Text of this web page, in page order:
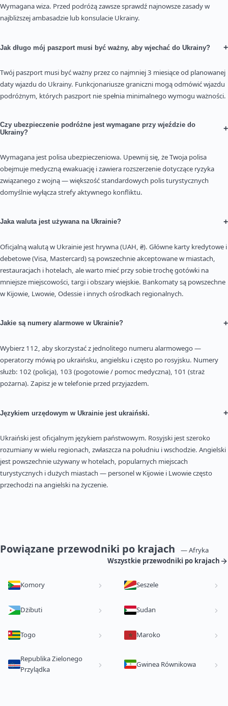
Wymagana wiza. Przed podróżą zawsze sprawdź najnowsze zasady w
najbliższej ambasadzie lub konsulacie Ukrainy.
Jak długo mój paszport musi być ważny, aby wjechać do Ukrainy? +
Twój paszport musi być ważny przez co najmniej 3 miesiące od planowanej
daty wjazdu do Ukrainy. Funkcjonariusze graniczni mogą odmówić wjazdu
podróżnym, których paszport nie spełnia minimalnego wymogu ważności.
Czy ubezpieczenie podróżne jest wymagane przy wjeździe do
Ukrainy?
+
Wymagana jest polisa ubezpieczeniowa. Upewnij się, że Twoja polisa
obejmuje medyczną ewakuację i zawiera rozszerzenie dotyczące ryzyka
związanego z wojną — większość standardowych polis turystycznych
domyślnie wyłącza strefy aktywnego konfliktu.
Jaka waluta jest używana na Ukrainie? +
Oficjalną walutą w Ukrainie jest hrywna (UAH, ₴). Główne karty kredytowe i
debetowe (Visa, Mastercard) są powszechnie akceptowane w miastach,
restauracjach i hotelach, ale warto mieć przy sobie trochę gotówki na
mniejsze miejscowości, targi i obszary wiejskie. Bankomaty są powszechne
w Kijowie, Lwowie, Odessie i innych ośrodkach regionalnych.
Jakie są numery alarmowe w Ukrainie? +
Wybierz 112, aby skorzystać z jednolitego numeru alarmowego —
operatorzy mówią po ukraińsku, angielsku i często po rosyjsku. Numery
służb: 102 (policja), 103 (pogotowie / pomoc medyczna), 101 (straż
pożarna). Zapisz je w telefonie przed przyjazdem.
Językiem urzędowym w Ukrainie jest ukraiński. +
Ukraiński jest oficjalnym językiem państwowym. Rosyjski jest szeroko
rozumiany w wielu regionach, zwłaszcza na południu i wschodzie. Angielski
jest powszechnie używany w hotelach, popularnych miejscach
turystycznych i dużych miastach — personel w Kijowie i Lwowie często
przechodzi na angielski na życzenie.
Powiązane przewodniki po krajach
— Afryka
Wszystkie przewodniki po krajach
Komory Seszele
Dżibuti Sudan
Togo Maroko
Republika Zielonego
Przylądka
Gwinea Równikowa